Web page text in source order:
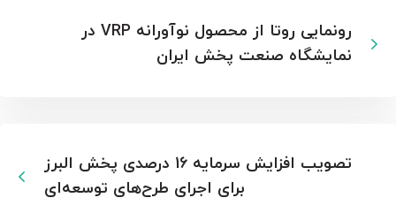
رونمایی روتا از محصول نوآورانه VRP در
نمایشگاه صنعت پخش ایران
تصویب افزایش سرمایه 16 درصدی پخش البرز
برای اجرای طرح‌های توسعه‌ای